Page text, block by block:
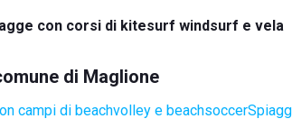
con corsi di kitesurf windsurf e vela
di Maglione
campi di beachvolley e beachsoccer